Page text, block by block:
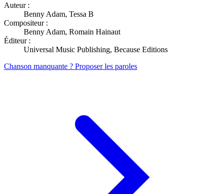
Auteur :
Benny Adam, Tessa B
Compositeur :
Benny Adam, Romain Hainaut
Éditeur :
Universal Music Publishing, Because Editions
Chanson manquante ? Proposer les paroles